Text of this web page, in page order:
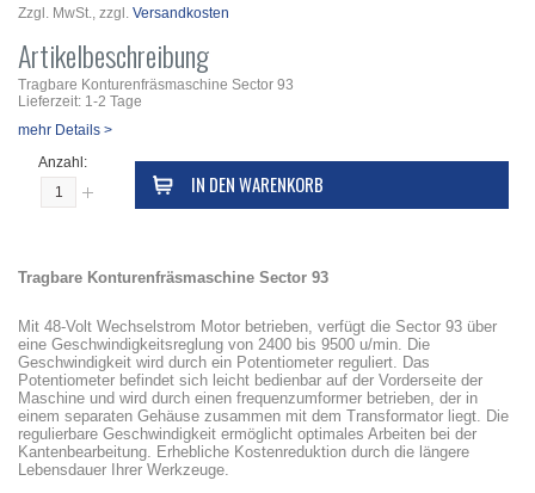
Zzgl. MwSt., zzgl. Versandkosten
Artikelbeschreibung
Tragbare Konturenfräsmaschine Sector 93
Lieferzeit: 1-2 Tage
mehr Details >
Anzahl:
IN DEN WARENKORB
Tragbare Konturenfräsmaschine Sector 93
Mit 48-Volt Wechselstrom Motor betrieben, verfügt die Sector 93 über
eine Geschwindigkeitsreglung von 2400 bis 9500 u/min. Die
Geschwindigkeit wird durch ein Potentiometer reguliert. Das
Potentiometer befindet sich leicht bedienbar auf der Vorderseite der
Maschine und wird durch einen frequenzumformer betrieben, der in
einem separaten Gehäuse zusammen mit dem Transformator liegt. Die
regulierbare Geschwindigkeit ermöglicht optimales Arbeiten bei der
Kantenbearbeitung. Erhebliche Kostenreduktion durch die längere
Lebensdauer Ihrer Werkzeuge.